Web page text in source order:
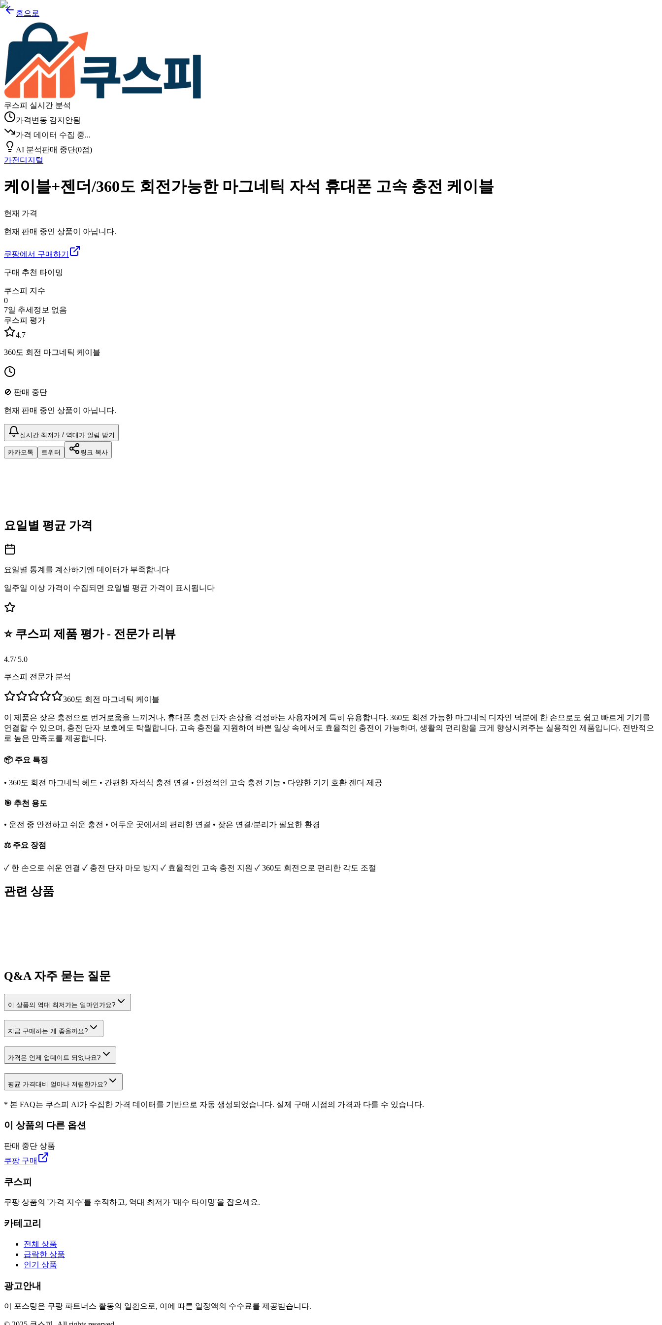
홈으로
쿠스피 실시간 분석
가격변동 감지안됨
가격 데이터 수집 중...
AI 분석판매 중단(0점)
가전디지털
케이블+젠더/360도 회전가능한 마그네틱 자석 휴대폰 고속 충전 케이블
현재 가격
현재 판매 중인 상품이 아닙니다.
쿠팡에서 구매하기
구매 추천 타이밍
쿠스피 지수
0
7일 추세 정보 없음
쿠스피 평가
4.7
360도 회전 마그네틱 케이블
🚫 판매 중단
현재 판매 중인 상품이 아닙니다.
실시간 최저가 / 역대가 알림 받기
카카오톡 트위터 링크 복사
요일별 평균 가격
요일별 통계를 계산하기엔 데이터가 부족합니다
일주일 이상 가격이 수집되면 요일별 평균 가격이 표시됩니다
⭐ 쿠스피 제품 평가 - 전문가 리뷰
4.7/ 5.0
쿠스피 전문가 분석
360도 회전 마그네틱 케이블
이 제품은 잦은 충전으로 번거로움을 느끼거나, 휴대폰 충전 단자 손상을 걱정하는 사용자에게 특히 유용합니다. 360도 회전 가능한 마그네틱 디자인 덕분에 한 손으로도 쉽고 빠르게 기기를
연결할 수 있으며, 충전 단자 보호에도 탁월합니다. 고속 충전을 지원하여 바쁜 일상 속에서도 효율적인 충전이 가능하며, 생활의 편리함을 크게 향상시켜주는 실용적인 제품입니다. 전반적으
로 높은 만족도를 제공합니다.
📦 주요 특징
• 360도 회전 마그네틱 헤드 • 간편한 자석식 충전 연결 • 안정적인 고속 충전 기능 • 다양한 기기 호환 젠더 제공
🎯 추천 용도
• 운전 중 안전하고 쉬운 충전 • 어두운 곳에서의 편리한 연결 • 잦은 연결/분리가 필요한 환경
⚖️ 주요 장점
✓ 한 손으로 쉬운 연결 ✓ 충전 단자 마모 방지 ✓ 효율적인 고속 충전 지원 ✓ 360도 회전으로 편리한 각도 조절
관련 상품
Q&A 자주 묻는 질문
이 상품의 역대 최저가는 얼마인가요?
지금 구매하는 게 좋을까요?
가격은 언제 업데이트 되었나요?
평균 가격대비 얼마나 저렴한가요?
* 본 FAQ는 쿠스피 AI가 수집한 가격 데이터를 기반으로 자동 생성되었습니다. 실제 구매 시점의 가격과 다를 수 있습니다.
이 상품의 다른 옵션
판매 중단 상품
쿠팡 구매
쿠스피
쿠팡 상품의 '가격 지수'를 추적하고, 역대 최저가 '매수 타이밍'을 잡으세요.
카테고리
전체 상품
급락한 상품
인기 상품
광고안내
이 포스팅은 쿠팡 파트너스 활동의 일환으로, 이에 따른 일정액의 수수료를 제공받습니다.